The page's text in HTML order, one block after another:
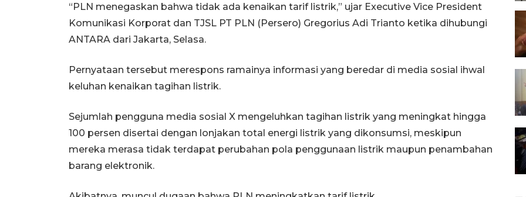
“PLN menegaskan bahwa tidak ada kenaikan tarif listrik,” ujar Executive Vice President
Komunikasi Korporat dan TJSL PT PLN (Persero) Gregorius Adi Trianto ketika dihubungi
ANTARA dari Jakarta, Selasa.
Pernyataan tersebut merespons ramainya informasi yang beredar di media sosial ihwal
keluhan kenaikan tagihan listrik.
Sejumlah pengguna media sosial X mengeluhkan tagihan listrik yang meningkat hingga
100 persen disertai dengan lonjakan total energi listrik yang dikonsumsi, meskipun
mereka merasa tidak terdapat perubahan pola penggunaan listrik maupun penambahan
barang elektronik.